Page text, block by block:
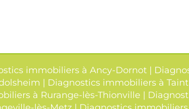
immobiliers à Ancy-Dornot|
| Diagnostics immobiliers à
à Rurange-lès-Thionville |